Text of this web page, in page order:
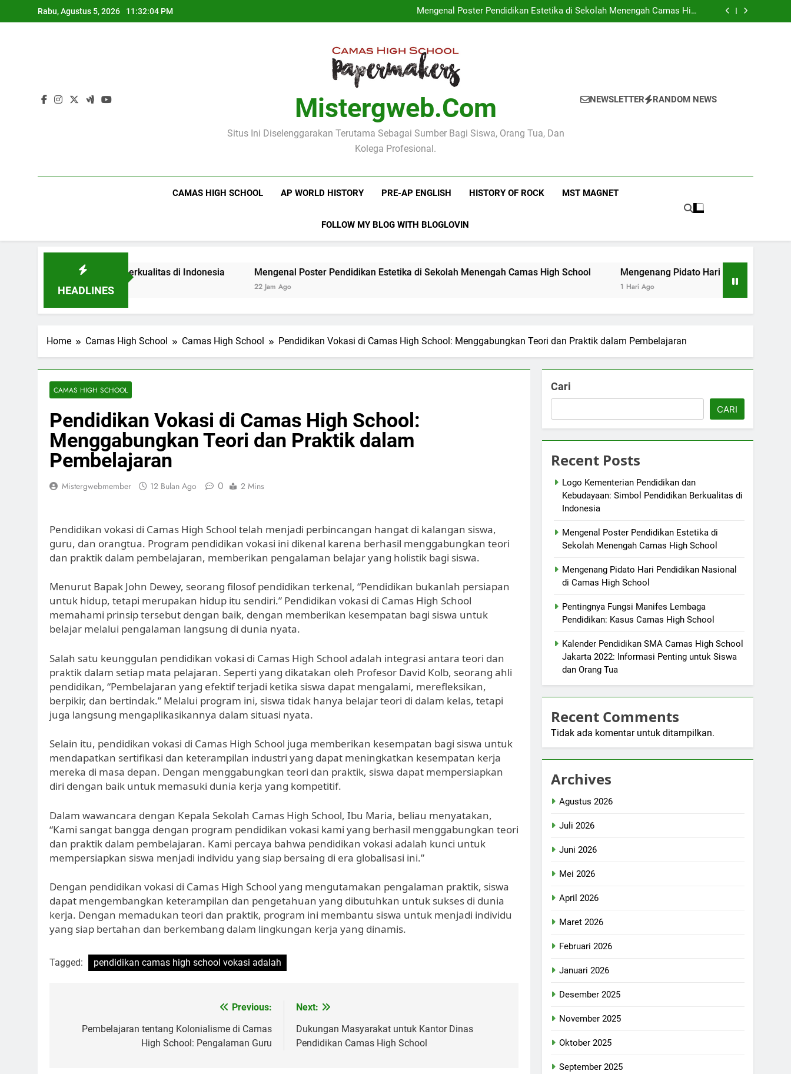
to
Rabu, Agustus 5, 2026 11:32:05 PM
Berkualitas di Indonesia
Mengenal Poster Pendidikan Estetika di Sekolah Menengah Camas High
School
Mengenang Pidato Hari Pendidikan Nasional di Camas High School
Mengenal Poster Pendidikan Estetika di Sekolah Menengah Camas High
Mengenang Pidato Hari Pendidikan Nasional di Camas High School
Pentingnya Fungsi Manifes Lembaga Pendidikan: Kasus Camas High School
Mistergweb.com
Situs Ini Diselenggarakan Terutama Sebagai Sumber Bagi Siswa, Orang Tua, Dan
Kolega Profesional.
NEWSLETTER RANDOM NEWS
CAMAS HIGH SCHOOL AP WORLD HISTORY PRE-AP ENGLISH HISTORY OF ROCK MST MAGNET
FOLLOW MY BLOG WITH BLOGLOVIN
HEADLINES
Pendidikan Berkualitas di Indonesia Mengenal Poster Pendidikan Estetika di Sekolah Menengah Camas High School Mengenang Pidato Hari Pendidikan Nasional di
Home Camas High School Camas High School Pendidikan Vokasi di Camas High School: Menggabungkan Teori dan Praktik dalam Pembelajaran
CAMAS HIGH SCHOOL
Pendidikan Vokasi di Camas High School:
Menggabungkan Teori dan Praktik dalam
Pembelajaran
Mistergwebmember 12 Bulan Ago 0 2 Mins
Pendidikan vokasi di Camas High School telah menjadi perbincangan hangat di kalangan siswa,
guru, dan orangtua. Program pendidikan vokasi ini dikenal karena berhasil menggabungkan teori
dan praktik dalam pembelajaran, memberikan pengalaman belajar yang holistik bagi siswa.
Menurut Bapak John Dewey, seorang filosof pendidikan terkenal, “Pendidikan bukanlah persiapan
untuk hidup, tetapi merupakan hidup itu sendiri.” Pendidikan vokasi di Camas High School
memahami prinsip tersebut dengan baik, dengan memberikan kesempatan bagi siswa untuk
belajar melalui pengalaman langsung di dunia nyata.
Salah satu keunggulan pendidikan vokasi di Camas High School adalah integrasi antara teori dan
praktik dalam setiap mata pelajaran. Seperti yang dikatakan oleh Profesor David Kolb, seorang ahli
pendidikan, “Pembelajaran yang efektif terjadi ketika siswa dapat mengalami, merefleksikan,
berpikir, dan bertindak.” Melalui program ini, siswa tidak hanya belajar teori di dalam kelas, tetapi
juga langsung mengaplikasikannya dalam situasi nyata.
Selain itu, pendidikan vokasi di Camas High School juga memberikan kesempatan bagi siswa untuk
mendapatkan sertifikasi dan keterampilan industri yang dapat meningkatkan kesempatan kerja
mereka di masa depan. Dengan menggabungkan teori dan praktik, siswa dapat mempersiapkan
diri dengan baik untuk memasuki dunia kerja yang kompetitif.
Dalam wawancara dengan Kepala Sekolah Camas High School, Ibu Maria, beliau menyatakan,
“Kami sangat bangga dengan program pendidikan vokasi kami yang berhasil menggabungkan teori
dan praktik dalam pembelajaran. Kami percaya bahwa pendidikan vokasi adalah kunci untuk
mempersiapkan siswa menjadi individu yang siap bersaing di era globalisasi ini.”
Dengan pendidikan vokasi di Camas High School yang mengutamakan pengalaman praktik, siswa
dapat mengembangkan keterampilan dan pengetahuan yang dibutuhkan untuk sukses di dunia
kerja. Dengan memadukan teori dan praktik, program ini membantu siswa untuk menjadi individu
yang siap bertahan dan berkembang dalam lingkungan kerja yang dinamis.
Tagged: pendidikan camas high school vokasi adalah
pos
Previous:
Pembelajaran tentang Kolonialisme di Camas
High School: Pengalaman Guru
Next:
Dukungan Masyarakat untuk Kantor Dinas
Pendidikan Camas High School
Cari
CARI
Recent Posts
Logo Kementerian Pendidikan dan
Kebudayaan: Simbol Pendidikan Berkualitas di
Indonesia
Mengenal Poster Pendidikan Estetika di
Sekolah Menengah Camas High School
Mengenang Pidato Hari Pendidikan Nasional
di Camas High School
Pentingnya Fungsi Manifes Lembaga
Pendidikan: Kasus Camas High School
Kalender Pendidikan SMA Camas High School
Jakarta 2022: Informasi Penting untuk Siswa
dan Orang Tua
Recent Comments
Tidak ada komentar untuk ditampilkan.
Archives
Agustus 2026
Juli 2026
Juni 2026
Mei 2026
April 2026
Maret 2026
Februari 2026
Januari 2026
Desember 2025
November 2025
Oktober 2025
September 2025